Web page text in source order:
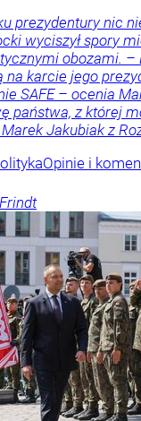
prezydentury nic
wyciszył spory
obozami. –
na karcie jego
SAFE – ocenia
państwa, z której
Jakubiak z
Opinie i
Frindt